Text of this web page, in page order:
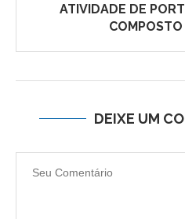
ATIVIDADE DE
DEIXE UM